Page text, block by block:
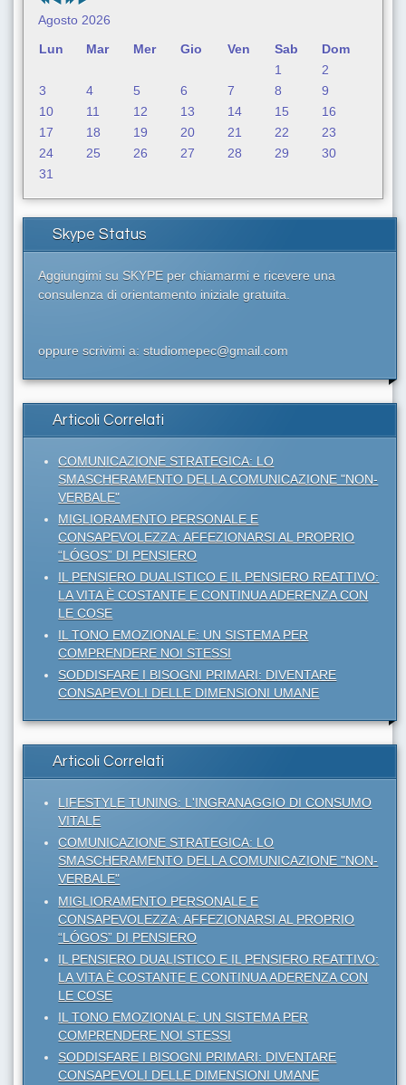
Agosto 2026
Lun
Mar Mer Gio Ven Sab
Dom
1
2
3
4 5 6 7 8
9
10
11 12 13 14 15
16
17
18 19 20 21 22
23
24
25 26 27 28 29
30
31
Skype Status
Aggiungimi su SKYPE per chiamarmi e ricevere una
consulenza di orientamento iniziale gratuita.
oppure scrivimi a: studiomepec@gmail.com
Articoli Correlati
COMUNICAZIONE STRATEGICA: LO
SMASCHERAMENTO DELLA COMUNICAZIONE "NON-
VERBALE"
MIGLIORAMENTO PERSONALE E
CONSAPEVOLEZZA: AFFEZIONARSI AL PROPRIO
“LÓGOS” DI PENSIERO
IL PENSIERO DUALISTICO E IL PENSIERO REATTIVO:
LA VITA È COSTANTE E CONTINUA ADERENZA CON
LE COSE
IL TONO EMOZIONALE: UN SISTEMA PER
COMPRENDERE NOI STESSI
SODDISFARE I BISOGNI PRIMARI: DIVENTARE
CONSAPEVOLI DELLE DIMENSIONI UMANE
Articoli Correlati
LIFESTYLE TUNING: L'INGRANAGGIO DI CONSUMO
VITALE
COMUNICAZIONE STRATEGICA: LO
SMASCHERAMENTO DELLA COMUNICAZIONE "NON-
VERBALE"
MIGLIORAMENTO PERSONALE E
CONSAPEVOLEZZA: AFFEZIONARSI AL PROPRIO
“LÓGOS” DI PENSIERO
IL PENSIERO DUALISTICO E IL PENSIERO REATTIVO:
LA VITA È COSTANTE E CONTINUA ADERENZA CON
LE COSE
IL TONO EMOZIONALE: UN SISTEMA PER
COMPRENDERE NOI STESSI
SODDISFARE I BISOGNI PRIMARI: DIVENTARE
CONSAPEVOLI DELLE DIMENSIONI UMANE